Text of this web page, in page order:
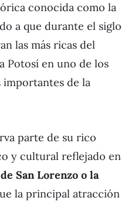
conocida como la
a que durante el siglo
las más ricas del
Potosí en uno de los
de la
parte de su rico
y cultural reflejado en
San Lorenzo o la
la principal atracción